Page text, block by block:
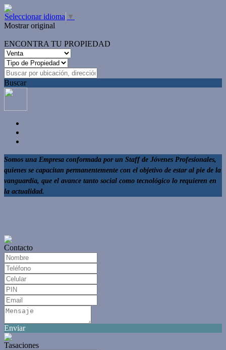
Seleccionar idioma ▼
Mostrar original
ENCONTRA TU PROPIEDAD
Buscar
Somos una Empresa conformada por un Staff de Jóvenes Profesionales,
quienes se capacitan permanentemente con el objetivo de estar al pie de la
vanguardia, que el avance tanto social como tecnológico lo requieren en
la actualidad.
Contacto
Enviar
Tasaciones